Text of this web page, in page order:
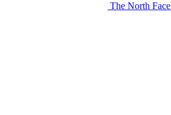
The North Face